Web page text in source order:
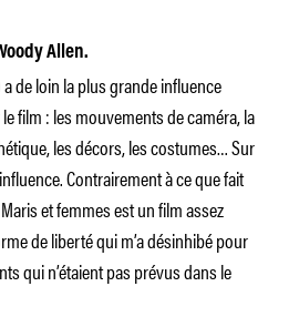
Allen.
de loin la plus grande influence
film : les mouvements de caméra, la
les décors, les costumes… Sur
Contrairement à ce que fait
et femmes est un film assez
de liberté qui m’a désinhibé pour
qui n’étaient pas prévus dans le